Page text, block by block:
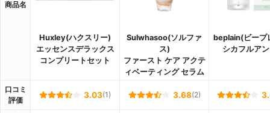
商品名
Huxley(ハクスリー)
エッセンスデラックス
コンプリートセット
Sulwhasoo(ソルファ
ス)
ファースト ケア アクテ
ィベーティング セラム
beplain(ビープ
シカフルア
口コミ
評価
3.03(1) 3.68(2)